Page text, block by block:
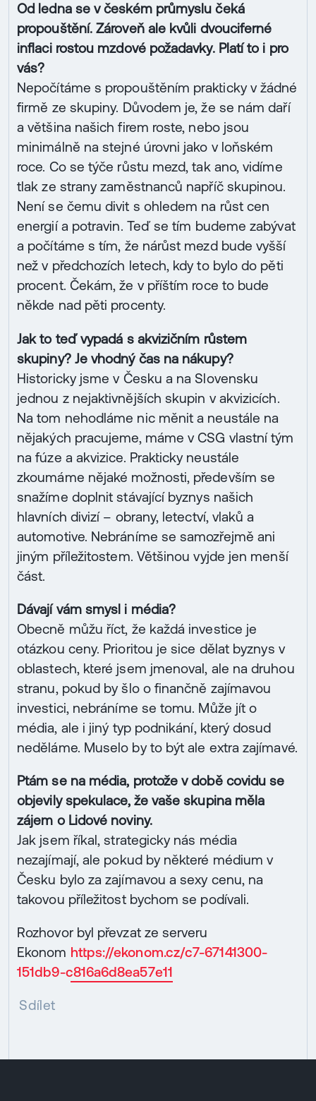
Od ledna se v českém průmyslu čeká
propouštění. Zároveň ale kvůli dvouciferné
inflaci rostou mzdové požadavky. Platí to i pro
vás?
Nepočítáme s propouštěním prakticky v žádné
firmě ze skupiny. Důvodem je, že se nám daří
a většina našich firem roste, nebo jsou
minimálně na stejné úrovni jako v loňském
roce. Co se týče růstu mezd, tak ano, vidíme
tlak ze strany zaměstnanců napříč skupinou.
Není se čemu divit s ohledem na růst cen
energií a potravin. Teď se tím budeme zabývat
a počítáme s tím, že nárůst mezd bude vyšší
než v předchozích letech, kdy to bylo do pěti
procent. Čekám, že v příštím roce to bude
někde nad pěti procenty.
Jak to teď vypadá s akvizičním růstem
skupiny? Je vhodný čas na nákupy?
Historicky jsme v Česku a na Slovensku
jednou z nejaktivnějších skupin v akvizicích.
Na tom nehodláme nic měnit a neustále na
nějakých pracujeme, máme v CSG vlastní tým
na fúze a akvizice. Prakticky neustále
zkoumáme nějaké možnosti, především se
snažíme doplnit stávající byznys našich
hlavních divizí – obrany, letectví, vlaků a
automotive. Nebráníme se samozřejmě ani
jiným příležitostem. Většinou vyjde jen menší
část.
Dávají vám smysl i média?
Obecně můžu říct, že každá investice je
otázkou ceny. Prioritou je sice dělat byznys v
oblastech, které jsem jmenoval, ale na druhou
stranu, pokud by šlo o finančně zajímavou
investici, nebráníme se tomu. Může jít o
média, ale i jiný typ podnikání, který dosud
neděláme. Muselo by to být ale extra zajímavé.
Ptám se na média, protože v době covidu se
objevily spekulace, že vaše skupina měla
zájem o Lidové noviny.
Jak jsem říkal, strategicky nás média
nezajímají, ale pokud by některé médium v
Česku bylo za zajímavou a sexy cenu, na
takovou příležitost bychom se podívali.
Rozhovor byl převzat ze serveru
Ekonom https://ekonom.cz/c7-67141300-
151db9-c816a6d8ea57e11
Sdílet